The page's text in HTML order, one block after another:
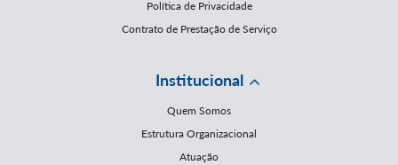
Política de Privacidade
Contrato de Prestação de Serviço
Institucional
Quem Somos
Estrutura Organizacional
Atuação